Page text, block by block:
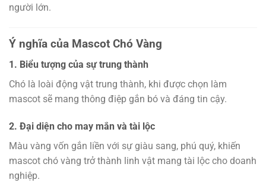
người lớn.
Ý nghĩa của Mascot Chó Vàng
1. Biểu tượng của sự trung thành
Chó là loài động vật trung thành, khi được chọn làm
mascot sẽ mang thông điệp gắn bó và đáng tin cậy.
2. Đại diện cho may mắn và tài lộc
Màu vàng vốn gắn liền với sự giàu sang, phú quý, khiến
mascot chó vàng trở thành linh vật mang tài lộc cho doanh
nghiệp.